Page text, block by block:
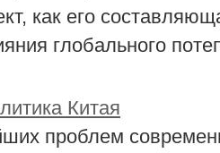
как его
глобального
Китая
проблем